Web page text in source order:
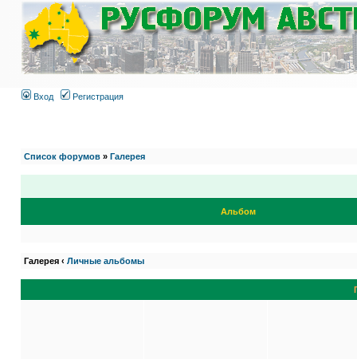
Вход Регистрация
Список форумов » Галерея
Альбом
Галерея ‹ Личные альбомы